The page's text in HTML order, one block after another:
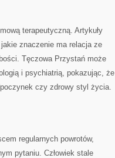
terapeutyczną. Artykuły
znaczenie ma relacja ze
Tęczowa Przystań może
i psychiatrią, pokazując, że
czy zdrowy styl życia.
regularnych powrotów,
pytaniu. Człowiek stale